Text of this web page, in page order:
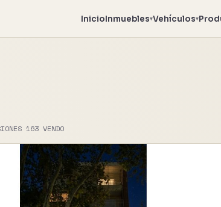
InicioInmuebles▾Vehículos▾
163 VENDO